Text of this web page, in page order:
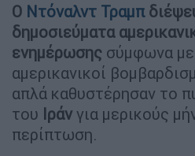
Ο Ντόναλντ Τραμπ
δημοσιεύματα
ενημέρωσης σύμφωνα με
αμερικανικοί
απλά καθυστέρησαν το
του Ιράν για μερικούς
περίπτωση.